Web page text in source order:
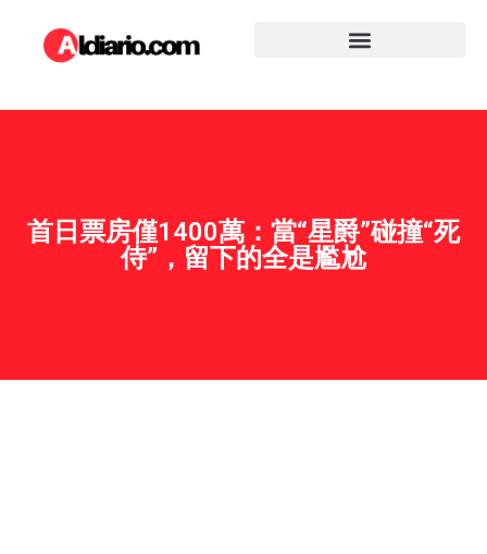
首日票房僅1400萬：當“星爵”碰撞“死
侍”，留下的全是尷尬